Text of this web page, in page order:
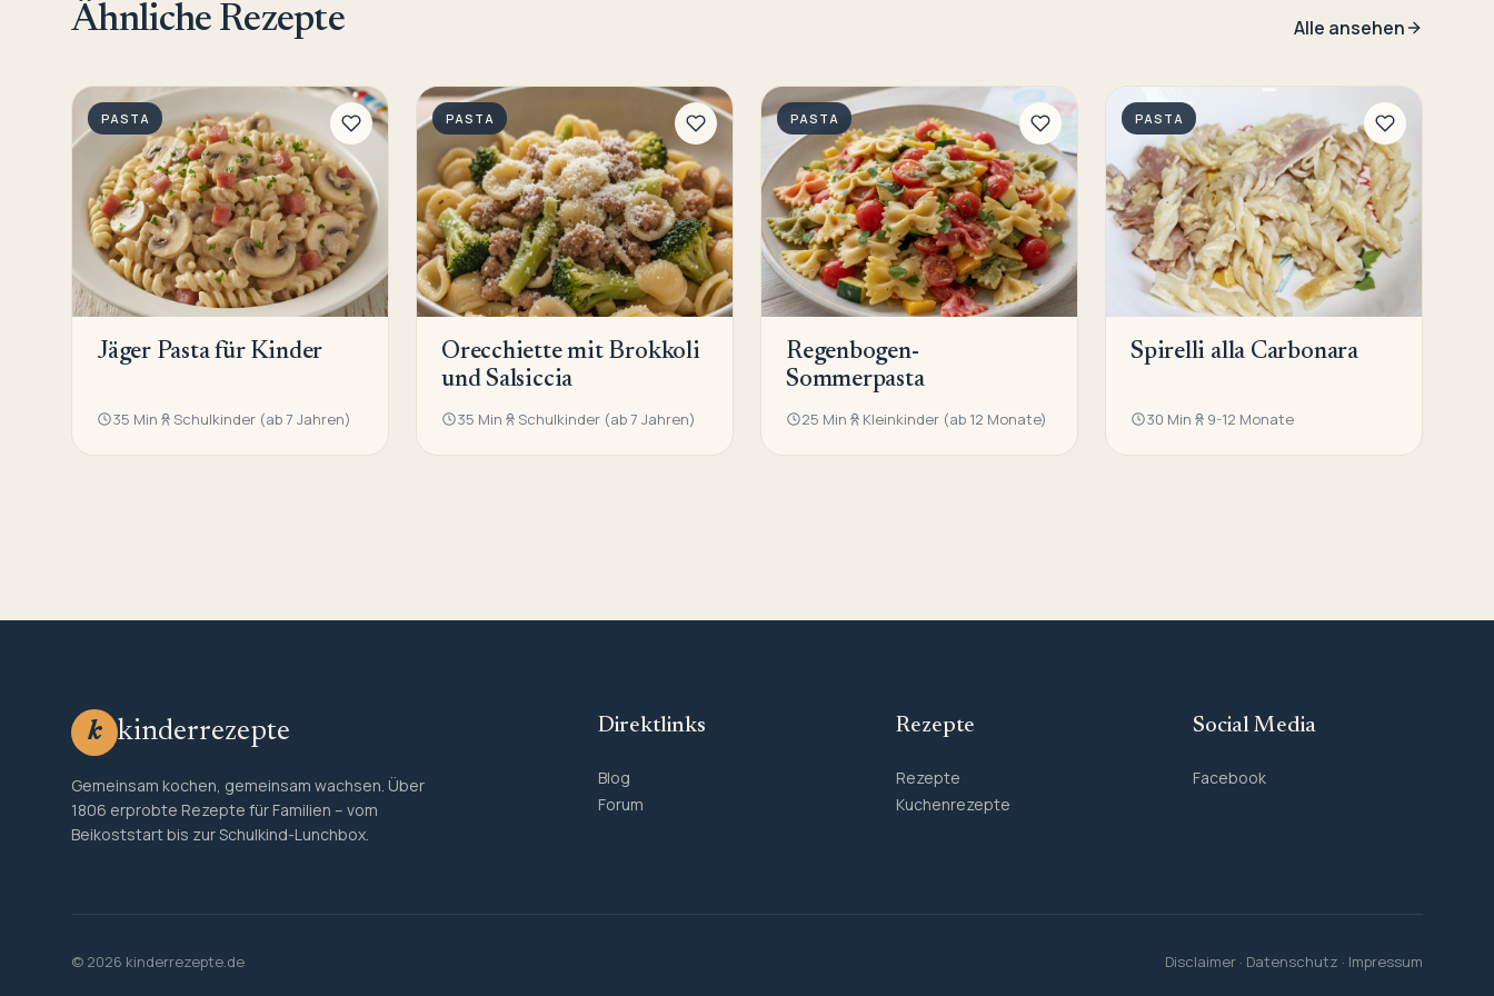
Ähnliche Rezepte Alle ansehen
PASTA
Jäger Pasta für Kinder
35 Min Schulkinder (ab 7 Jahren)
PASTA
Orecchiette mit Brokkoli
und Salsiccia
35 Min Schulkinder (ab 7 Jahren)
PASTA
Regenbogen-
Sommerpasta
25 Min Kleinkinder (ab 12 Monate)
PASTA
Spirelli alla Carbonara
30 Min 9-12 Monate
k kinderrezepte
Gemeinsam kochen, gemeinsam wachsen. Über
1806 erprobte Rezepte für Familien – vom
Beikoststart bis zur Schulkind-Lunchbox.
Direktlinks
Blog
Forum
Rezepte
Rezepte
Kuchenrezepte
Social Media
Facebook
© 2026 kinderrezepte.de Disclaimer · Datenschutz · Impressum